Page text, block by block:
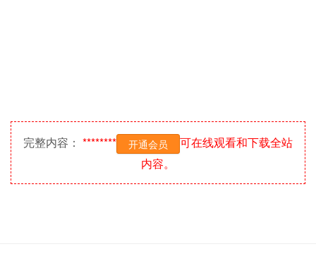
完整内容： ******** 开通会员
可在线观看和下载全站
内容。